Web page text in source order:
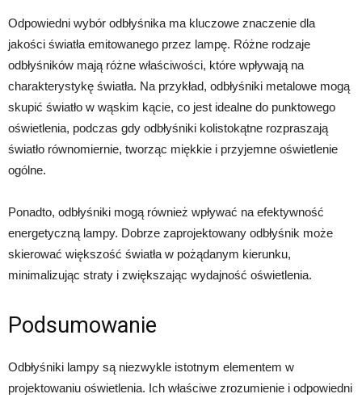
Odpowiedni wybór odbłyśnika ma kluczowe znaczenie dla
jakości światła emitowanego przez lampę. Różne rodzaje
odbłyśników mają różne właściwości, które wpływają na
charakterystykę światła. Na przykład, odbłyśniki metalowe mogą
skupić światło w wąskim kącie, co jest idealne do punktowego
oświetlenia, podczas gdy odbłyśniki kolistokątne rozpraszają
światło równomiernie, tworząc miękkie i przyjemne oświetlenie
ogólne.
Ponadto, odbłyśniki mogą również wpływać na efektywność
energetyczną lampy. Dobrze zaprojektowany odbłyśnik może
skierować większość światła w pożądanym kierunku,
minimalizując straty i zwiększając wydajność oświetlenia.
Podsumowanie
Odbłyśniki lampy są niezwykle istotnym elementem w
projektowaniu oświetlenia. Ich właściwe zrozumienie i odpowiedni